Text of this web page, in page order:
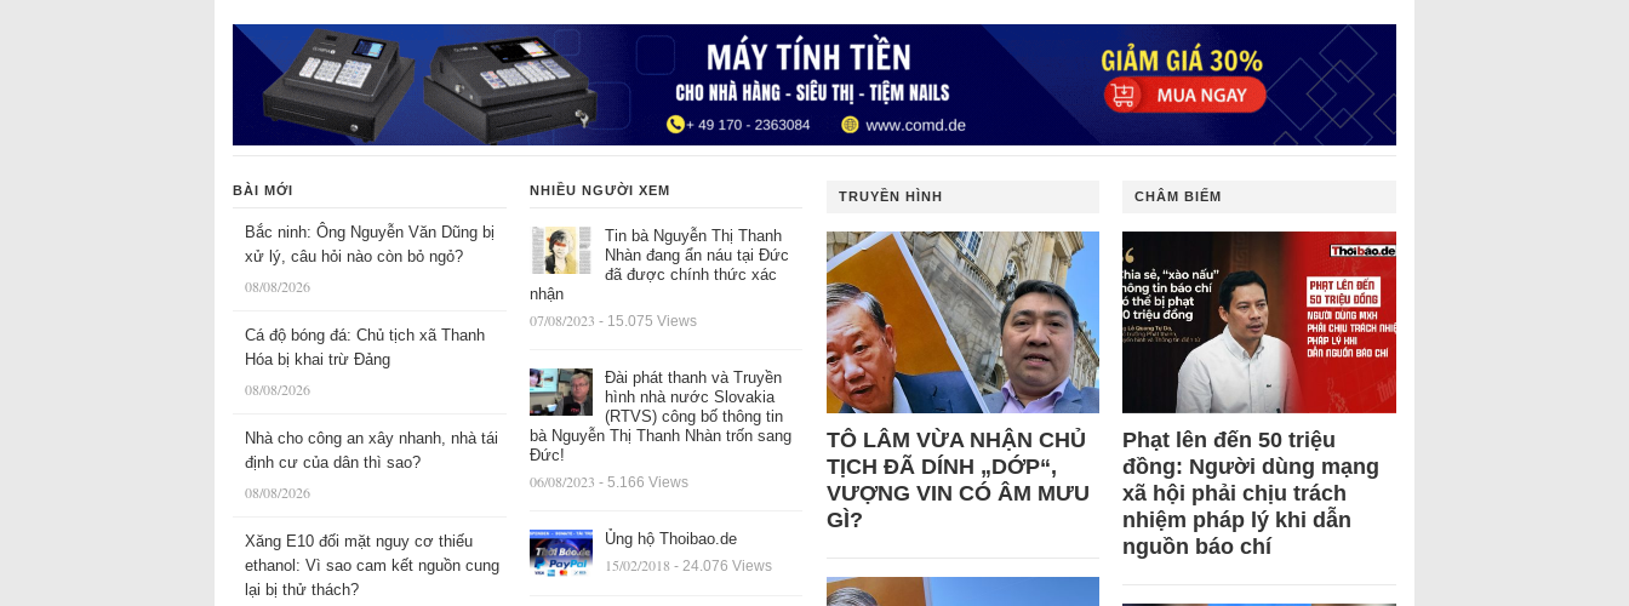
BÀI MỚI
Bắc ninh: Ông Nguyễn Văn Dũng bị
xử lý, câu hỏi nào còn bỏ ngỏ?
08/08/2026
Cá độ bóng đá: Chủ tịch xã Thanh
Hóa bị khai trừ Đảng
08/08/2026
Nhà cho công an xây nhanh, nhà tái
định cư của dân thì sao?
08/08/2026
Xăng E10 đối mặt nguy cơ thiếu
ethanol: Vì sao cam kết nguồn cung
lại bị thử thách?
NHIỀU NGƯỜI XEM
Tin bà Nguyễn Thị Thanh
Nhàn đang ẩn náu tại Đức
đã được chính thức xác
nhận
07/08/2023 - 15.075 Views
Đài phát thanh và Truyền
hình nhà nước Slovakia
(RTVS) công bố thông tin
bà Nguyễn Thị Thanh Nhàn trốn sang
Đức!
06/08/2023 - 5.166 Views
Ủng hộ Thoibao.de
15/02/2018 - 24.076 Views
TRUYỀN HÌNH
TÔ LÂM VỪA NHẬN CHỦ
TỊCH ĐÃ DÍNH „DỚP“,
VƯỢNG VIN CÓ ÂM MƯU
GÌ?
CHÂM BIẾM
Phạt lên đến 50 triệu
đồng: Người dùng mạng
xã hội phải chịu trách
nhiệm pháp lý khi dẫn
nguồn báo chí